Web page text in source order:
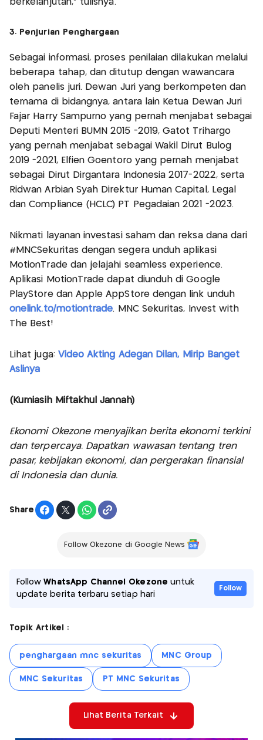
berkelanjutan,” tulisnya.
3. Penjurian Penghargaan
Sebagai informasi, proses penilaian dilakukan melalui
beberapa tahap, dan ditutup dengan wawancara
oleh panelis juri. Dewan Juri yang berkompeten dan
ternama di bidangnya, antara lain Ketua Dewan Juri
Fajar Harry Sampurno yang pernah menjabat sebagai
Deputi Menteri BUMN 2015 -2019, Gatot Trihargo
yang pernah menjabat sebagai Wakil Dirut Bulog
2019 -2021, Elfien Goentoro yang pernah menjabat
sebagai Dirut Dirgantara Indonesia 2017-2022, serta
Ridwan Arbian Syah Direktur Human Capital, Legal
dan Compliance (HCLC) PT Pegadaian 2021 -2023.
Nikmati layanan investasi saham dan reksa dana dari
#MNCSekuritas dengan segera unduh aplikasi
MotionTrade dan jelajahi seamless experience.
Aplikasi MotionTrade dapat diunduh di Google
PlayStore dan Apple AppStore dengan link unduh
onelink.to/motiontrade. MNC Sekuritas, Invest with
The Best!
Lihat juga: Video Akting Adegan Dilan, Mirip Banget
Aslinya
(Kurniasih Miftakhul Jannah)
Ekonomi Okezone menyajikan berita ekonomi terkini
dan terpercaya. Dapatkan wawasan tentang tren
pasar, kebijakan ekonomi, dan pergerakan finansial
di Indonesia dan dunia.
Share
Follow Okezone di Google News
FollowWhatsApp Channel Okezone untuk
update berita terbaru setiap hari
Follow
Topik Artikel :
penghargaan mnc sekuritas MNC Group
MNC Sekuritas PT MNC Sekuritas
Lihat Berita Terkait